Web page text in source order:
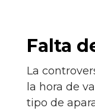
Falta
La
la hora de
tipo de